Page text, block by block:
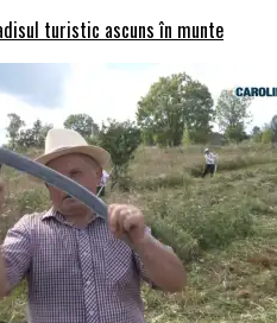
turistic ascuns în munte